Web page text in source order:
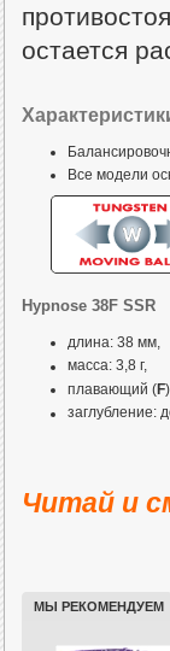
остается
Все модели
Hypnose 38F SSR
длина: 38 мм,
масса: 3,8 г,
плавающий (F
заглубление:
Читай и
МЫ РЕКОМЕНДУЕМ